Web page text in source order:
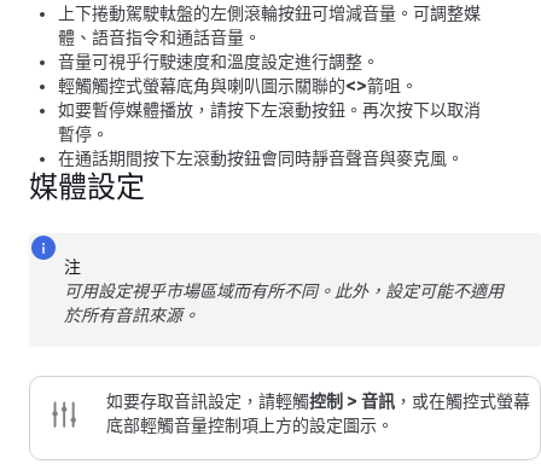
上下捲動駕駛軚盤的左側滾輪按鈕可增減音量。可調整媒
體、語音指令和通話音量。
音量可視乎行駛速度和溫度設定進行調整。
輕觸觸控式螢幕底角與喇叭圖示關聯的<>箭咀。
如要暫停媒體播放，請按下左滾動按鈕。再次按下以取消
暫停。
在通話期間按下左滾動按鈕會同時靜音聲音與麥克風。
媒體設定
注
可用設定視乎市場區域而有所不同。此外，設定可能不適用
於所有音訊來源。
如要存取音訊設定，請輕觸控制 > 音訊，或在觸控式螢幕
底部輕觸音量控制項上方的設定圖示。